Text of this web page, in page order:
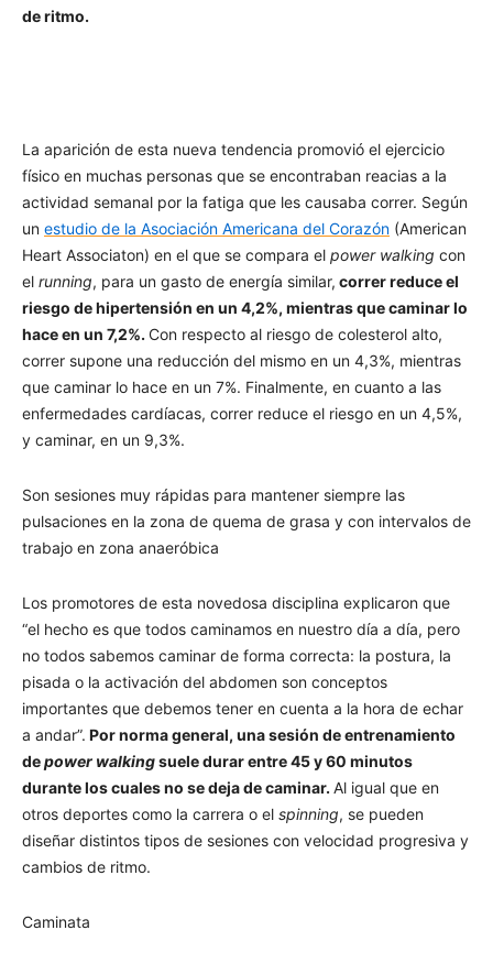
de ritmo.
La aparición de esta nueva tendencia promovió el ejercicio
físico en muchas personas que se encontraban reacias a la
actividad semanal por la fatiga que les causaba correr. Según
un estudio de la Asociación Americana del Corazón (American
Heart Associaton) en el que se compara el power walking con
el running, para un gasto de energía similar, correr reduce el
riesgo de hipertensión en un 4,2%, mientras que caminar lo
hace en un 7,2%. Con respecto al riesgo de colesterol alto,
correr supone una reducción del mismo en un 4,3%, mientras
que caminar lo hace en un 7%. Finalmente, en cuanto a las
enfermedades cardíacas, correr reduce el riesgo en un 4,5%,
y caminar, en un 9,3%.
Son sesiones muy rápidas para mantener siempre las
pulsaciones en la zona de quema de grasa y con intervalos de
trabajo en zona anaeróbica
Los promotores de esta novedosa disciplina explicaron que
“el hecho es que todos caminamos en nuestro día a día, pero
no todos sabemos caminar de forma correcta: la postura, la
pisada o la activación del abdomen son conceptos
importantes que debemos tener en cuenta a la hora de echar
a andar”. Por norma general, una sesión de entrenamiento
depower walkingsuele durar entre 45 y 60 minutos
durante los cuales no se deja de caminar. Al igual que en
otros deportes como la carrera o el spinning, se pueden
diseñar distintos tipos de sesiones con velocidad progresiva y
cambios de ritmo.
Caminata